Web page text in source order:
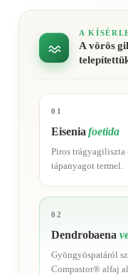
A
A vörös
01
Eiseniafoetida
Piros trágyagiliszta
tápanyagot termel.
02
Dendrobaena
Gyöngyöspatáról
Compastor® alfaj